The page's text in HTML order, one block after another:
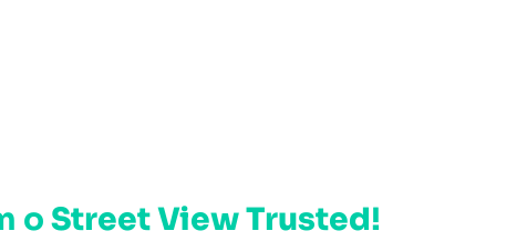
o Street View Trusted!